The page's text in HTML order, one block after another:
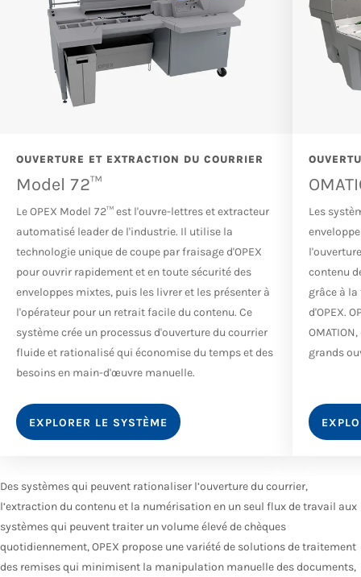
OUVERTURE ET EXTRACTION DU COURRIER
Model 72™
Le OPEX Model 72™ est l'ouvre-lettres et extracteur
automatisé leader de l'industrie. Il utilise la
technologie unique de coupe par fraisage d'OPEX
pour ouvrir rapidement et en toute sécurité des
enveloppes mixtes, puis les livrer et les présenter à
l'opérateur pour un retrait facile du contenu. Ce
système crée un processus d'ouverture du courrier
fluide et rationalisé qui économise du temps et des
besoins en main-d'œuvre manuelle.
EXPLORER LE SYSTÈME
Les
contenu
grâce à
d'OPEX.
grands
Des systèmes qui peuvent rationaliser l’ouverture du courrier,
l’extraction du contenu et la numérisation en un seul flux de travail aux
systèmes qui peuvent traiter un volume élevé de chèques
quotidiennement, OPEX propose une variété de solutions de traitement
des remises qui minimisent la manipulation manuelle des documents,